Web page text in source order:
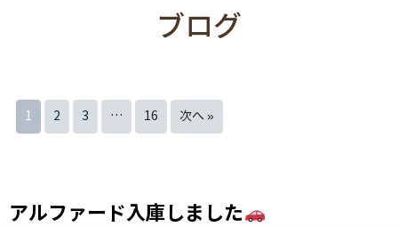
ブログ
1 2 3 … 16 次へ »
アルファード入庫しました